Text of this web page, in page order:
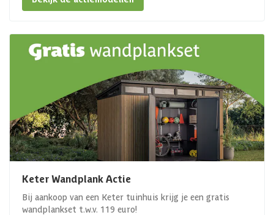
Keter Wandplank Actie
Bij aankoop van een Keter tuinhuis krijg je een gratis
wandplankset t.w.v. 119 euro!